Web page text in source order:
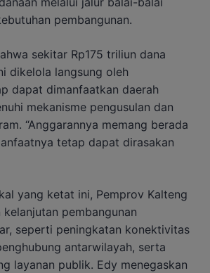
pembangunan.
sekitar Rp175 triliun dana
dikelola langsung oleh
dapat dimanfaatkan daerah
mekanisme pengusulan dan
“Anggarannya memang berada
tetap dapat dirasakan
yang ketat ini, Pemprov Kalteng
pembangunan
seperti peningkatan konektivitas
antarwilayah, serta
layanan publik. Edy menegaskan